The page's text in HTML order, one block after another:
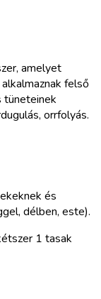
amelyet
felső
tüneteinek
orrfolyás.
és
délben, este).
1 tasak